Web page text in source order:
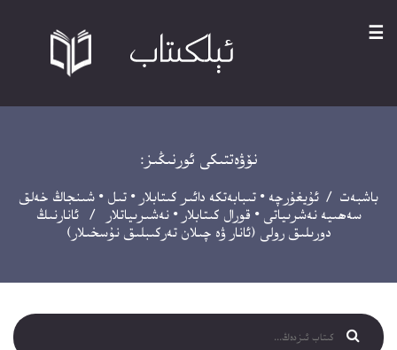
☰
نۆۋەتتىكى ئورنىڭىز:
باشبەت / ئۇيغۇرچە • تىبابەتكە دائىر كىتابلار • تىل • شىنجاڭ خەلق
سەھىيە نەشرىياتى • قورال كىتابلار •نەشىرىياتلار
/ ئانارنىڭ
دورىلىق رولى (ئانار ۋە چىلان تەركىبلىق نۇسخىلار)